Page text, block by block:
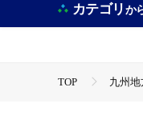
カテゴリか
TOP 九州地